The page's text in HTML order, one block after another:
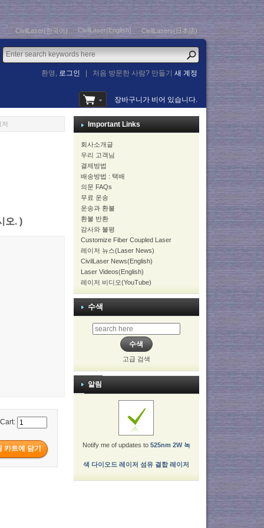
CivilLaser(한국어) CivilLaser(English) CivilLasers(日本語)
환영, 로그인 처음 방문한 사람? 만들기새 계정
장바구니가 비어 있습니다.
오. )
Important Links
회사소개글
우리 고객님
결제방법
배송방법 : 택배
의문 FAQs
무료 운송
운송과 환불
환불 반환
감사와 불평
Customize Fiber Coupled Laser
레이저 뉴스(Laser News)
CivilLaser News(English)
Laser Videos(English)
레이저 비디오(YouTube)
수색
고급 검색
알림
Notify me of updates to 525nm 2W 녹
색 다이오드 레이저 섬유 결합 레이저